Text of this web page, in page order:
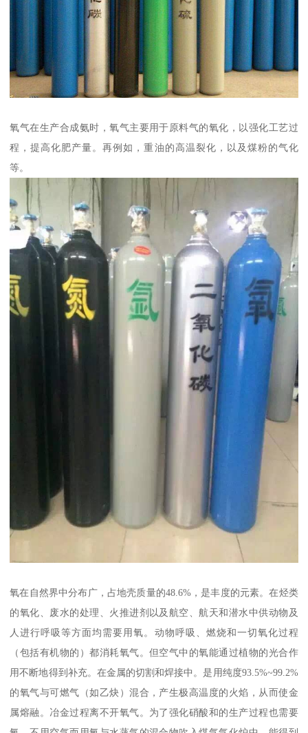
氧气在生产合成氨时，氧气主要用于原料气的氧化，以强化工艺过
程，提高化肥产量。再例如，重油的高温裂化，以及煤粉的气化
等。
氧在自然界中分布广，占地壳质量的48.6%，是丰度的元素。在烃类
的氧化、废水的处理、火推进剂以及航空、航天和潜水中供动物及
人进行呼吸等方面均需要用氧。动物呼吸、燃烧和一切氧化过程
（包括有机物的）都消耗氧气。但空气中的氧能通过植物的光合作
用不断地得到补充。在金属的切割和焊接中。是用纯度93.5%~99.2%
的氧气与可燃气（如乙炔）混合，产生极高温度的火焰，从而使金
属熔融。冶金过程离不开氧气。为了强化硝酸和的生产过程也需要